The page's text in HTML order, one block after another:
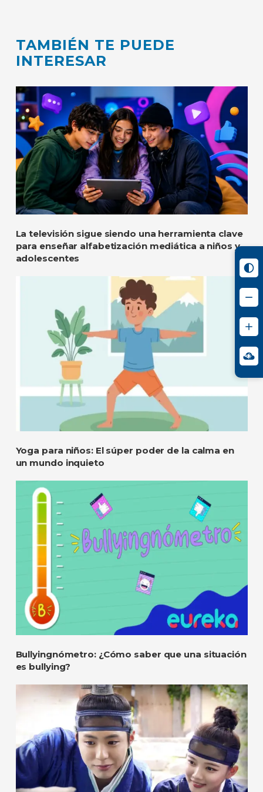
TAMBIÉN TE PUEDE
INTERESAR
La televisión sigue siendo una herramienta clave
para enseñar alfabetización mediática a niños y
adolescentes
Yoga para niños: El súper poder de la calma en
un mundo inquieto
Bullyingnómetro: ¿Cómo saber que una situación
es bullying?